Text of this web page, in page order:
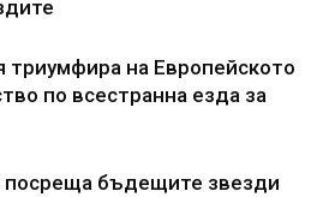
триумфира на Европейското
по всестранна езда за
бъдещите звезди